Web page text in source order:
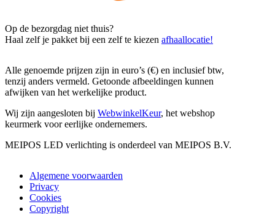
Op de bezorgdag niet thuis?
Haal zelf je pakket bij een zelf te kiezen afhaallocatie!
Alle genoemde prijzen zijn in euro’s (€) en inclusief btw,
tenzij anders vermeld. Getoonde afbeeldingen kunnen
afwijken van het werkelijke product.
Wij zijn aangesloten bij WebwinkelKeur, het webshop
keurmerk voor eerlijke ondernemers.
MEIPOS LED verlichting is onderdeel van MEIPOS B.V.
Algemene voorwaarden
Privacy
Cookies
Copyright